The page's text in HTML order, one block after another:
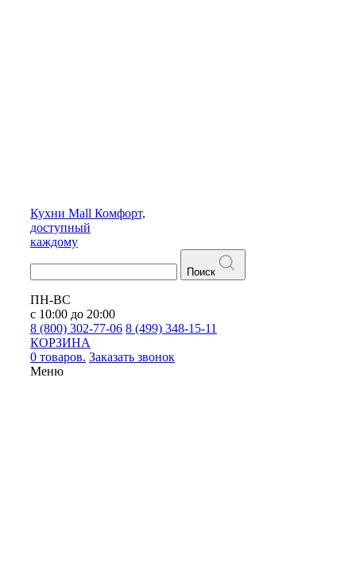
Кухни Mall Комфорт,
доступный
каждому
Поиск
ПН-ВС
с 10:00 до 20:00
8 (800) 302-77-06 8 (499) 348-15-11
КОРЗИНА
0 товаров. Заказать звонок
Меню